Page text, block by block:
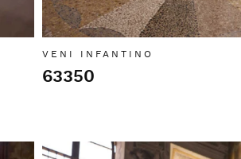
VENI INFANTINO
63350